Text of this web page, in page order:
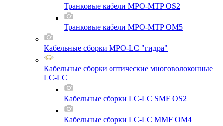
Транковые кабели MPO-MTP OS2
Транковые кабели MPO-MTP OM5
Кабельные сборки MPO-LC "гидра"
Кабельные сборки оптические многоволоконные
LC-LC
Кабельные сборки LC-LC SMF OS2
Кабельные сборки LC-LC MMF OM4